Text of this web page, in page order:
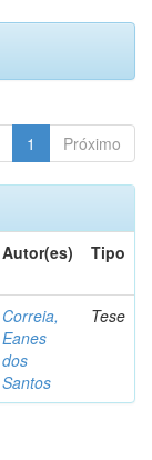
1 Próximo
Autor(es) Tipo
Correia,
Eanes
dos
Santos
Tese